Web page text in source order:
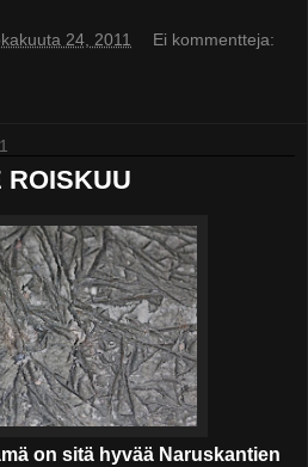
24, 2011 Ei kommentteja:
ROISKUU
on sitä hyvää Naruskantien